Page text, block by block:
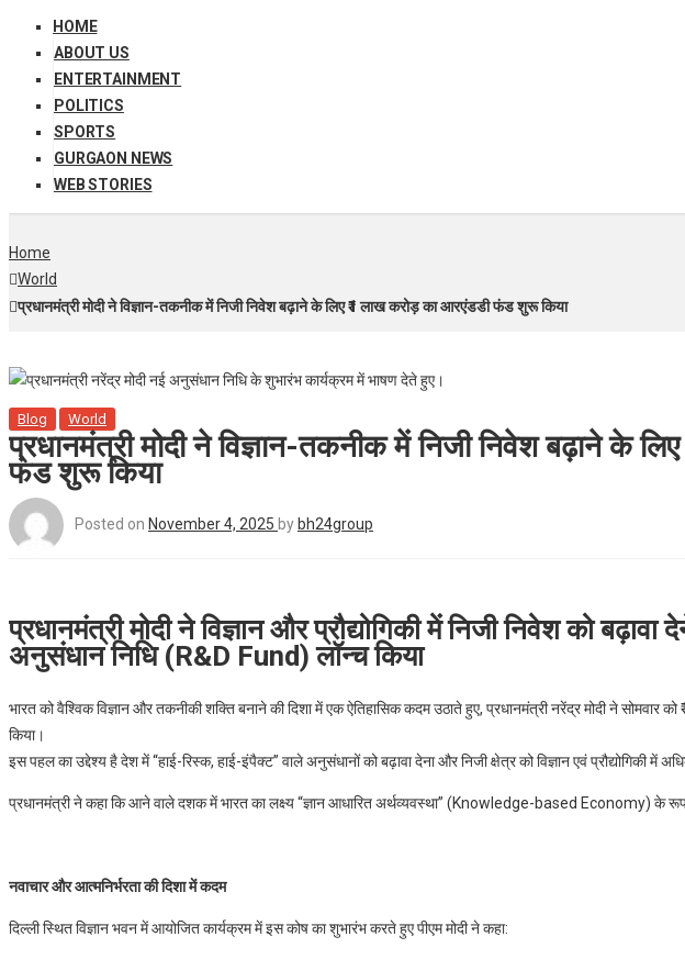
HOME
ABOUT US
ENTERTAINMENT
POLITICS
SPORTS
GURGAON NEWS
WEB STORIES
Home
World
प्रधानमंत्री मोदी ने विज्ञान-तकनीक में निजी निवेश बढ़ाने के लिए ₹1 लाख करोड़ का आरएंडडी फंड शुरू किया
Blog World
प्रधानमंत्री मोदी ने विज्ञान-तकनीक में निजी निवेश बढ़ाने के
फंड शुरू किया
Posted on November 4, 2025 bybh24group
प्रधानमंत्री मोदी ने विज्ञान और प्रौद्योगिकी में निजी निवेश को
अनुसंधान निधि (R&D Fund) लॉन्च किया
भारत को वैश्विक विज्ञान और तकनीकी शक्ति बनाने की दिशा में एक ऐतिहासिक कदम उठाते हुए, प्रधानमंत्री नरेंद्र मोदी ने सोमवार
किया।
इस पहल का उद्देश्य है देश में “हाई-रिस्क, हाई-इंपैक्ट” वाले अनुसंधानों को बढ़ावा देना और निजी क्षेत्र को विज्ञान एवं प्रौद्योगिकी में
प्रधानमंत्री ने कहा कि आने वाले दशक में भारत का लक्ष्य “ज्ञान आधारित अर्थव्यवस्था” (Knowledge-based Economy) के
नवाचार और आत्मनिर्भरता की दिशा में कदम
दिल्ली स्थित विज्ञान भवन में आयोजित कार्यक्रम में इस कोष का शुभारंभ करते हुए पीएम मोदी ने कहा: